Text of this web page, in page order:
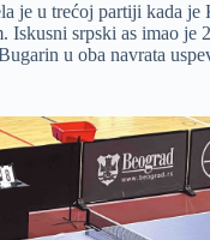
je u trećoj partiji kada je
Iskusni srpski as imao je
u oba navrata